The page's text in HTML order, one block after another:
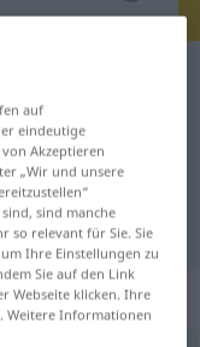
für
auf
eindeutige
Akzeptieren
„Wir und unsere
sind manche
so relevant für Sie. Sie
Ihre Einstellungen zu
Sie auf den Link
Webseite klicken. Ihre
Weitere Informationen